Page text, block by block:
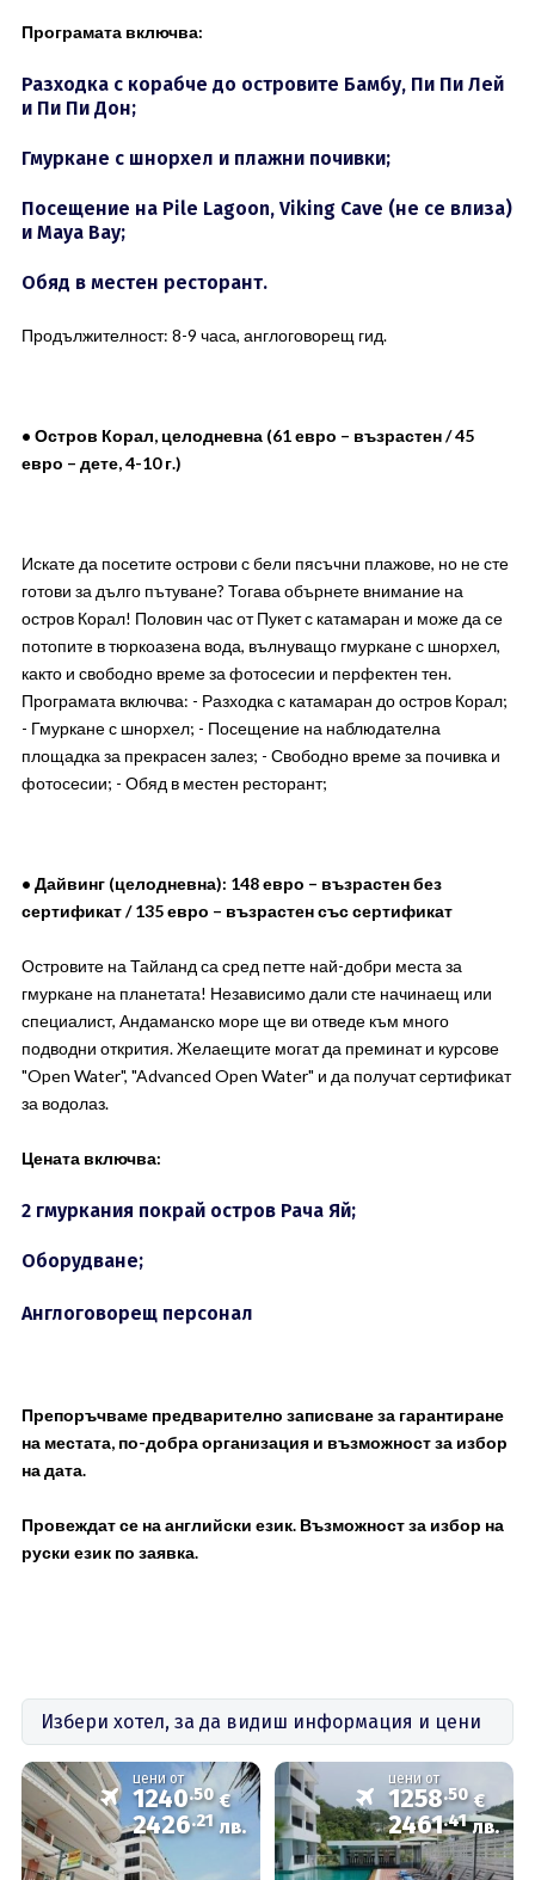
Програмата включва:
Разходка с корабче до островите Бамбу, Пи Пи Лей
и Пи Пи Дон;
Гмуркане с шнорхел и плажни почивки;
Посещение на Pile Lagoon, Viking Cave (не се влиза)
и Maya Bay;
Обяд в местен ресторант.
Продължителност: 8-9 часа, англоговорещ гид.
• Остров Корал, целодневна (61 евро – възрастен / 45
евро – дете, 4-10 г.)
Искате да посетите острови с бели пясъчни плажове, но не сте
готови за дълго пътуване? Тогава обърнете внимание на
остров Корал! Половин час от Пукет с катамаран и може да се
потопите в тюркоазена вода, вълнуващо гмуркане с шнорхел,
както и свободно време за фотосесии и перфектен тен.
Програмата включва: - Разходка с катамаран до остров Корал;
- Гмуркане с шнорхел; - Посещение на наблюдателна
площадка за прекрасен залез; - Свободно време за почивка и
фотосесии; - Обяд в местен ресторант;
• Дайвинг (целодневна): 148 евро – възрастен без
сертификат / 135 евро – възрастен със сертификат
Островите на Тайланд са сред петте най-добри места за
гмуркане на планетата! Независимо дали сте начинаещ или
специалист, Андаманско море ще ви отведе към много
подводни открития. Желаещите могат да преминат и курсове
"Open Water", "Advanced Open Water" и да получат сертификат
за водолаз.
Цената включва:
2 гмуркания покрай остров Рача Яй;
Оборудване;
Англоговорещ персонал
Препоръчваме предварително записване за гарантиране
на местата, по-добра организация и възможност за избор
на дата.
Провеждат се на английски език. Възможност за избор на
руски език по заявка.
Избери хотел, за да видиш информация и цени
цени от
1240.50 €
2426.21 лв.
цени от
1258.50 €
2461.41 лв.